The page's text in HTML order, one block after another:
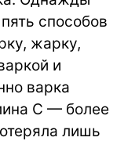
пять способов
жарку,
и
варка
C — более
лишь